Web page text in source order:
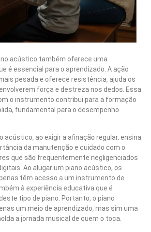
acústico também oferece uma
é essencial para o aprendizado. A ação
pesada e oferece resistência, ajuda os
força e destreza nos dedos. Essa
o instrumento contribui para a formação
fundamental para o desempenho
acústico, ao exigir a afinação regular, ensina
da manutenção e cuidado com o
que são frequentemente negligenciados
Ao alugar um piano acústico, os
têm acesso a um instrumento de
à experiência educativa que é
tipo de piano. Portanto, o piano
um meio de aprendizado, mas sim uma
a jornada musical de quem o toca.